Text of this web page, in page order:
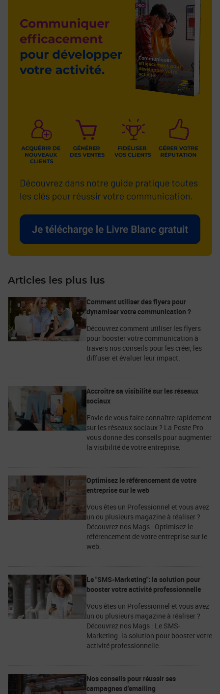
Articles les plus lus
Comment utiliser des flyers pour
dynamiser votre communication ?
Découvrez comment utiliser les flyers
pour booster votre communication à
travers nos conseils pour les créer, les
diffuser et évaluer leur impact.
Accroitre sa visibilité sur les réseaux
sociaux
Envie de vous faire connaître rapidement
sur les réseaux sociaux ? La Poste Pro
vous donne des conseils pour augmenter
la visibilité de votre entreprise.
Optimisez le référencement de votre
entreprise sur le web
Vous êtes un Professionnel et vous avez
un ou plusieurs magazine à réaliser ?
Découvrez nos Mags : Optimisez le
référencement de votre entreprise sur le
web.
Le "SMS-Marketing": la solution pour
booster votre activité professionnelle
Vous êtes un Professionnel et vous avez
un ou plusieurs magazine à réaliser ?
Découvrez nos Mags : Le SMS-
Marketing: la solution pour booster votre
activité professionnelle.
Nos conseils pour réussir ses
campagnes d’emailing